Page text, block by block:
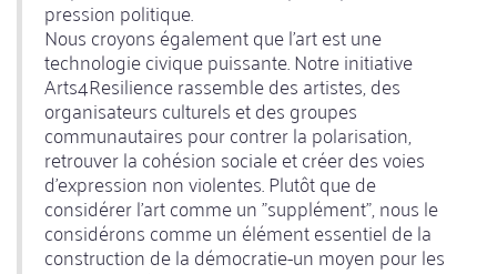
pression politique.
Nous croyons également que l'art est une
technologie civique puissante. Notre initiative
Arts4Resilience rassemble des artistes, des
organisateurs culturels et des groupes
communautaires pour contrer la polarisation,
retrouver la cohésion sociale et créer des voies
d'expression non violentes. Plutôt que de
considérer l'art comme un "supplément", nous le
considérons comme un élément essentiel de la
construction de la démocratie-un moyen pour les